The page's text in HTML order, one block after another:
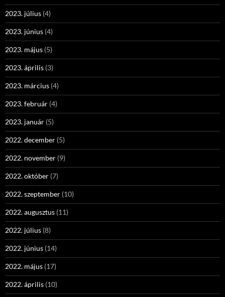
2023. július (4)
2023. június (4)
2023. május (5)
2023. április (3)
2023. március (4)
2023. február (4)
2023. január (5)
2022. december (5)
2022. november (9)
2022. október (7)
2022. szeptember (10)
2022. augusztus (11)
2022. július (8)
2022. június (14)
2022. május (17)
2022. április (10)